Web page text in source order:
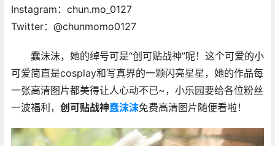
Instagram：chun.mo_0127
Twitter：@chunmomo0127
蠢沫沫，她的绰号可是“创可贴战神”呢！这个可爱的小
可爱简直是cosplay和写真界的一颗闪亮星星，她的作品每
一张高清图片都美得让人心动不已~，小乐园要给各位粉丝
一波福利， 创可贴战神蠢沫沫免费高清图片随便看啦！